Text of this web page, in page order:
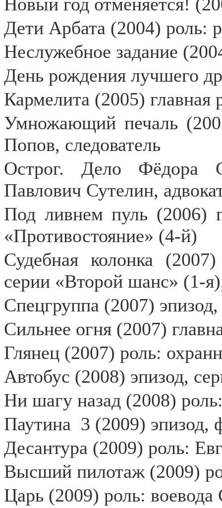
Дети Арбата (2004) роль:
Неслужебное задание
День рождения лучшего
Кармелита (2005)
Умножающий печаль
Попов, следователь
Острог. Дело Фёдора
Павлович Сутелин,
Под ливнем пуль (2006)
«Противостояние» (4-й)
Судебная колонка
серии «Второй шанс» (1-
Спецгруппа (2007)
Сильнее огня (2007)
Глянец (2007) роль:
Автобус (2008) эпизод,
Ни шагу назад (2008)
Паутина 3 (2009)
Десантура (2009) роль:
Высший пилотаж (2009)
Царь (2009) роль: воевода